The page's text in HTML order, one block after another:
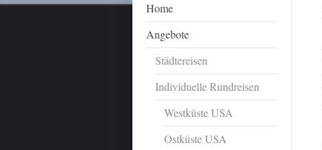
Home
Angebote
Städtereisen
Individuelle Rundreisen
Westküste USA
Ostküste USA